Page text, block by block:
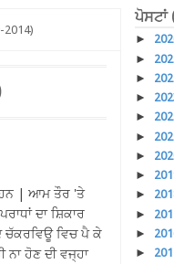
ਹਨ | ਆਮ ਤੌਰ 'ਤੇ
ਦਾ ਸ਼ਿਕਾਰ
ਚੱਕਰਵਿਊ ਵਿਚ ਪੈ ਕੇ
ਹੋਣ ਦੀ ਵਜ੍ਹਾ
ਪੋਸਟਾਂ
►
►
►
►
►
►
►
►
►
►
►
►